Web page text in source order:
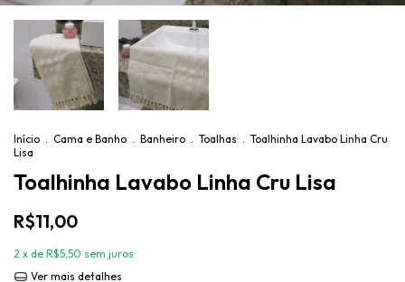
Início . Cama e Banho . Banheiro . Toalhas . Toalhinha Lavabo Linha Cru
Lisa
Toalhinha Lavabo Linha Cru Lisa
R$11,00
2 x de R$5,50 sem juros
Ver mais detalhes